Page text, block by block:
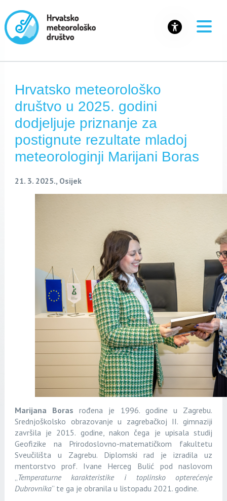
Hrvatsko meteorološko
društvo u 2025. godini
dodjeljuje priznanje za
postignute rezultate mladoj
meteorologinji Marijani Boras
21. 3. 2025., Osijek
Marijana Boras rođena je 1996. godine u Zagrebu.
Srednjoškolsko obrazovanje u zagrebačkoj II. gimnaziji
završila je 2015. godine, nakon čega je upisala studij
Geofizike na Prirodoslovno-matematičkom fakultetu
Sveučilišta u Zagrebu. Diplomski rad je izradila uz
mentorstvo prof. Ivane Herceg Bulić pod naslovom
„Temperaturne karakteristike i toplinsko opterećenje
Dubrovnika” te ga je obranila u listopadu 2021. godine.